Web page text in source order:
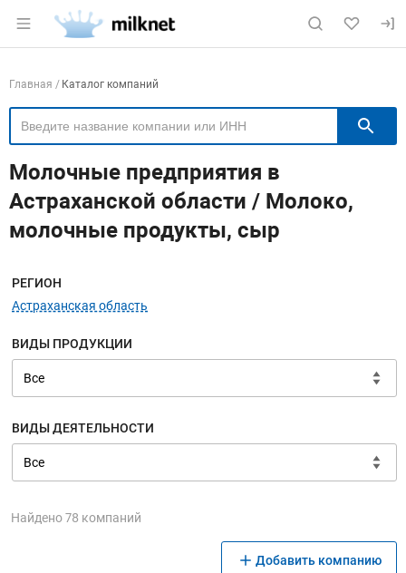
Раздел навигации по сайту milknet.ru
Навигация по компаниям
Главная Каталог компаний
Молочные предприятия в
Астраханской области / Молоко,
молочные продукты, сыр
Меню навигации
РЕГИОН
Астраханская область
ВИДЫ ПРОДУКЦИИ
ВИДЫ ДЕЯТЕЛЬНОСТИ
Найдено 78 компаний
Добавить компанию